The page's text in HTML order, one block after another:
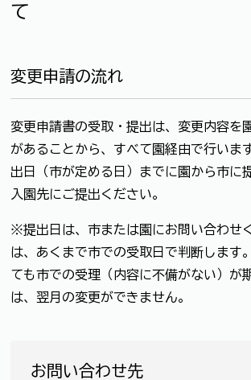
て
変更申請の流れ
変更申請書の受取・提出は、変更内容を
があることから、すべて園経由で行いま
出日（市が定める日）までに園から市に
入園先にご提出ください。
※提出日は、市または園にお問い合わせ
は、あくまで市での受取日で判断します
ても市での受理（内容に不備がない）が
は、翌月の変更ができません。
お問い合わせ先